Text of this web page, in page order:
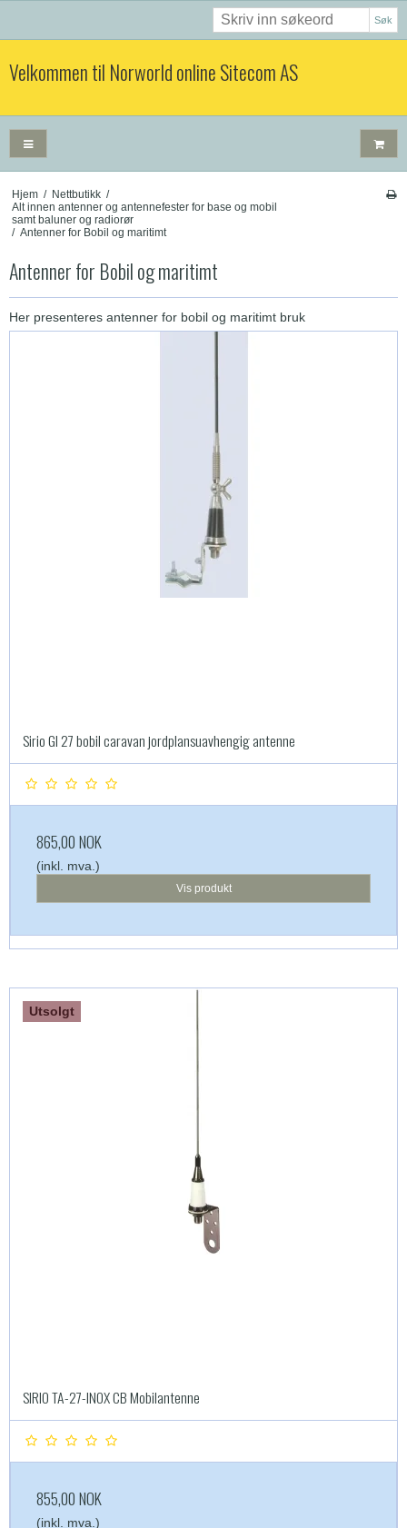
Søk
Velkommen til Norworld online Sitecom AS
Hjem / Nettbutikk /
Alt innen antenner og antennefester for base og mobil
samt baluner og radiorør
/ Antenner for Bobil og maritimt
Antenner for Bobil og maritimt
Her presenteres antenner for bobil og maritimt bruk
Sirio Gl 27 bobil caravan jordplansuavhengig antenne
865,00 NOK
(inkl. mva.)
Vis produkt
Utsolgt
SIRIO TA-27-INOX CB Mobilantenne
855,00 NOK
(inkl. mva.)